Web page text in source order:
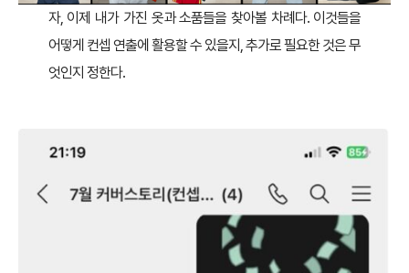
자, 이제 내가 가진 옷과 소품들을 찾아볼 차례다. 이것들을
어떻게 컨셉 연출에 활용할 수 있을지, 추가로 필요한 것은 무
엇인지 정한다.